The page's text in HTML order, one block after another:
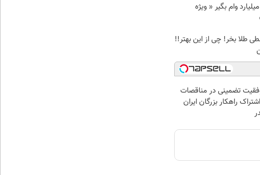
عضو شو تا 3 میلیارد وام بگیر « ویژه
طلا بخر! چی از این بهتر!!
تضمینی در مناقصات
راهکار بزرگان ایران